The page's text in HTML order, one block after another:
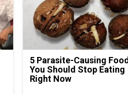
5 Parasite-Causing
You Should Stop Eating
Right Now